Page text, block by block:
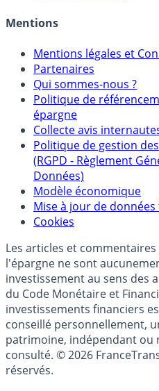
Crédit immobilier
Mentions
Mentions légales et
Partenaires
Qui sommes-nous ?
Politique de
épargne
Collecte avis
Politique de gestion
(RGPD - Règlement
Données)
Modèle économique
Cookies
Les articles et
l'épargne ne sont
investissement au sens des
du Code Monétaire et
investissements financiers
conseillé personnellement,
patrimoine, indépendant ou